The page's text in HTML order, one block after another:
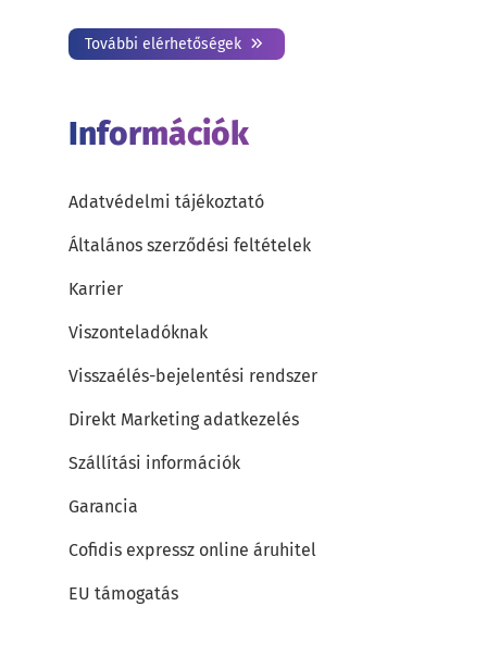
További elérhetőségek
Információk
Adatvédelmi tájékoztató
Általános szerződési feltételek
Karrier
Viszonteladóknak
Visszaélés-bejelentési rendszer
Direkt Marketing adatkezelés
Szállítási információk
Garancia
Cofidis expressz online áruhitel
EU támogatás